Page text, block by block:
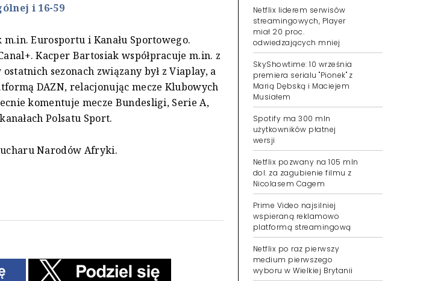
i 16-59
Eurosportu i Kanału Sportowego.
Kacper Bartosiak współpracuje m.in. z
sezonach związany był z Viaplay, a
DAZN, relacjonując mecze Klubowych
komentuje mecze Bundesligi, Serie A,
Polsatu Sport.
Narodów Afryki.
Netflix liderem serwisów
streamingowych, Player
miał 20 proc.
odwiedzających mniej
SkyShowtime: 10 września
premiera serialu "Pionek" z
Marią Dębską i Maciejem
Musiałem
Spotify ma 300 mln
użytkowników płatnej
wersji
Netflix pozwany na 105 mln
dol. za zagubienie filmu z
Nicolasem Cagem
Prime Video najsilniej
wspieraną reklamowo
platformą streamingową
Netflix po raz pierwszy
medium pierwszego
wyboru w Wielkiej Brytanii